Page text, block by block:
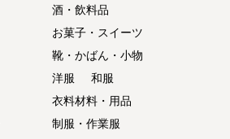
酒・飲料品
お菓子・スイーツ
靴・かばん・小物
洋服
和服
衣料材料・用品
制服・作業服